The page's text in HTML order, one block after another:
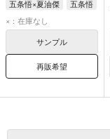
五条悟×夏油傑
五条悟
夏油傑
×：在庫なし
サンプル
再販希望